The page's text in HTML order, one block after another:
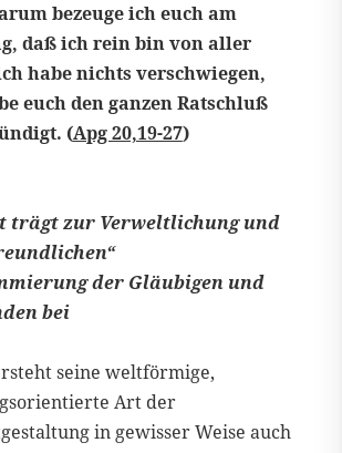
bezeuge ich euch am
daß ich rein bin von aller
habe nichts verschwiegen,
euch den ganzen Ratschluß
(Apg 20,19-27)
trägt zur Verweltlichung und
der Gläubigen und
bei
seine weltförmige,
Art der
in gewisser Weise auch